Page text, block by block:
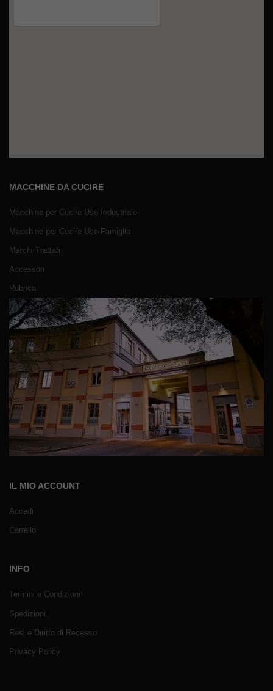
MACCHINE DA CUCIRE
Macchine per Cucire Uso Industriale
Macchine per Cucire Uso Famiglia
Marchi Trattati
Accessori
Rubrica
IL MIO ACCOUNT
Accedi
Carrello
INFO
Termini e Condizioni
Spedizioni
Resi e Diritto di Recesso
Privacy Policy